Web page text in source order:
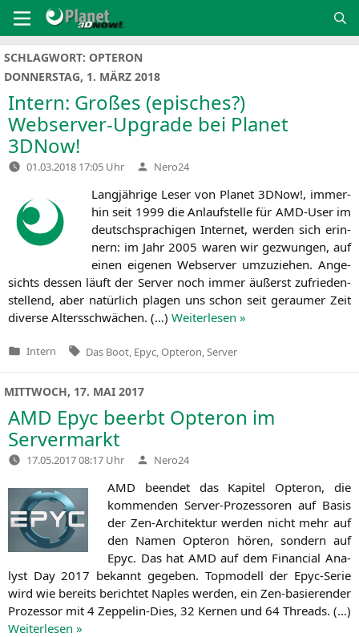
Inhalt
springen
SCHLAGWORT: OPTERON
DONNERSTAG, 1. MÄRZ 2018
Intern: Großes (episches?)
Webserver-Upgrade bei Planet
3DNow!
01.03.2018 17:05 Uhr Verfasst
von
Nero24
Lang­jäh­ri­ge Leser von Pla­net 3DNow!, immer­
hin seit 1999 die Anlauf­stel­le für AMD-User im
deutsch­spra­chi­gen Inter­net, wer­den sich erin­
nern: im Jahr 2005 waren wir gezwun­gen, auf
einen eige­nen Web­ser­ver umzu­zie­hen. Ange­
sichts des­sen läuft der Ser­ver noch immer äußerst zufrie­den­
stel­lend, aber natür­lich pla­gen uns schon seit gerau­mer Zeit
diver­se Alters­schwä­chen. (…) Wei­ter­le­sen »
Veröffentlicht
Intern Tags:
Das Boot Epyc Opteron Server
MITTWOCH, 17. MAI 2017
AMD Epyc beerbt Opteron im
Servermarkt
17.05.2017 08:17 Uhr Verfasst
von
Nero24
AMD been­det das Kapi­tel Opte­ron, die
kom­men­den Ser­ver-Pro­zes­so­ren auf Basis
der Zen-Archi­tek­tur wer­den nicht mehr auf
den Namen Opte­ron hören, son­dern auf
Epyc. Das hat AMD auf dem Finan­cial Ana­
lyst Day 2017 bekannt gege­ben. Top­mo­dell der Epyc-Serie
wird wie bereits berich­tet Nap­les wer­den, ein Zen-basie­ren­der
Pro­zes­sor mit 4 Zep­pe­lin-Dies, 32 Ker­nen und 64 Threads. (…)
Wei­ter­le­sen »